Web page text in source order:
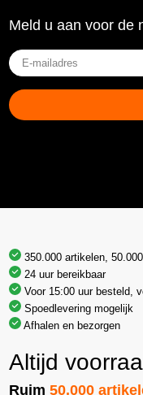
Meld u aan voor de
E-
mailadres
(Vereist)
350.000 artikelen,
24 uur bereikbaar
Voor 15:00 uur besteld,
Spoedlevering mogelijk
Afhalen en bezorgen
Altijd
Ruim50.000